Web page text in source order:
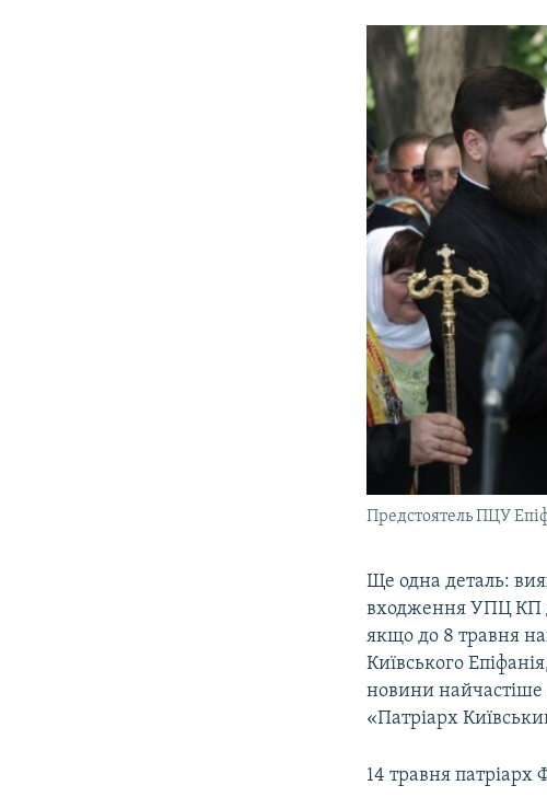
Предстоятель ПЦУ
Ще одна деталь:
входження УПЦ КП
якщо до 8 травня
Київського
новини найчастіше
«Патріарх
14 травня патріарх